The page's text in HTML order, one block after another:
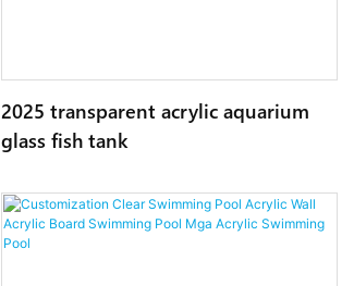
2025 transparent acrylic aquarium
glass fish tank